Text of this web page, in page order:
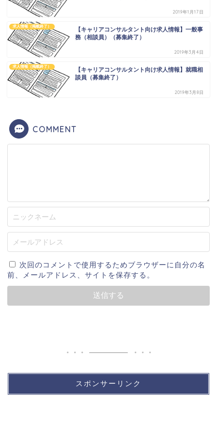
2019年1月17日
求人情報（掲載終了）
【キャリアコンサルタント向け求人情報】一般事
務（相談員）（募集終了）
2019年3月4日
求人情報（掲載終了）
【キャリアコンサルタント向け求人情報】就職相
談員（募集終了）
2019年3月8日
COMMENT
次回のコメントで使用するためブラウザーに自分の名
前、メールアドレス、サイトを保存する。
スポンサーリンク